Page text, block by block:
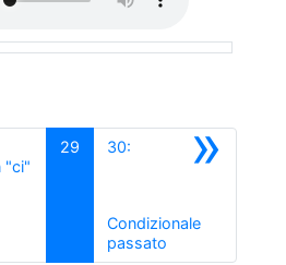
"ci"
29 »
30:
Condizionale
passatoSiguiente